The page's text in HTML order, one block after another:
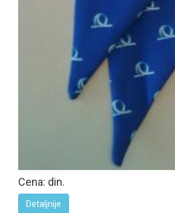
Cena: din.
Detaljnije